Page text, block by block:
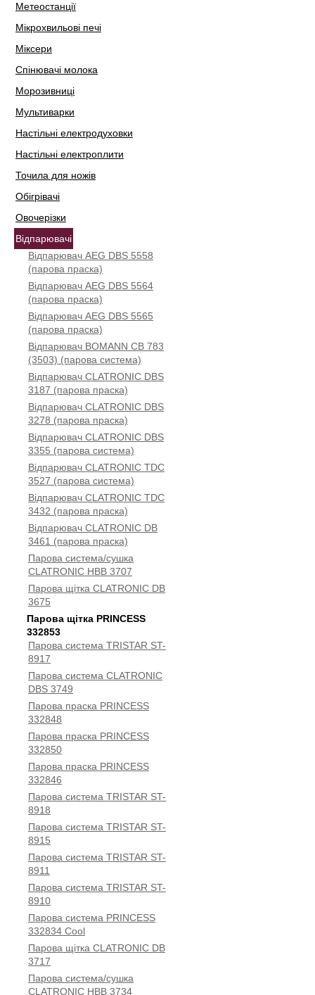
Метеостанції
Мікрохвильові печі
Міксери
Спінювачі молока
Морозивниці
Мультиварки
Настільні електродуховки
Настільні електроплити
Точила для ножів
Обігрівачі
Овочерізки
Відпарювачі
Відпарювач AEG DBS 5558
(парова праска)
Відпарювач AEG DBS 5564
(парова праска)
Відпарювач AEG DBS 5565
(парова праска)
Відпарювач BOMANN CB 783
(3503) (парова система)
Відпарювач CLATRONIC DBS
3187 (парова праска)
Відпарювач CLATRONIC DBS
3278 (парова праска)
Відпарювач CLATRONIC DBS
3355 (парова система)
Відпарювач CLATRONIC TDC
3527 (парова система)
Відпарювач CLATRONIC TDC
3432 (парова праска)
Відпарювач CLATRONIC DB
3461 (парова праска)
Парова система/сушка
CLATRONIC HBB 3707
Парова щітка CLATRONIC DB
3675
Парова щітка PRINCESS
332853
Парова система TRISTAR ST-
8917
Парова система CLATRONIC
DBS 3749
Парова праска PRINCESS
332848
Парова праска PRINCESS
332850
Парова праска PRINCESS
332846
Парова система TRISTAR ST-
8918
Парова система TRISTAR ST-
8915
Парова система TRISTAR ST-
8911
Парова система TRISTAR ST-
8910
Парова система PRINCESS
332834 Cool
Парова щітка CLATRONIC DB
3717
Парова система/сушка
CLATRONIC HBB 3734